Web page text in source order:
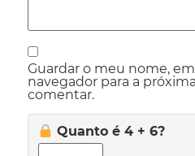
Guardar o meu nome,
navegador para a
comentar.
Quanto é 4 + 6?